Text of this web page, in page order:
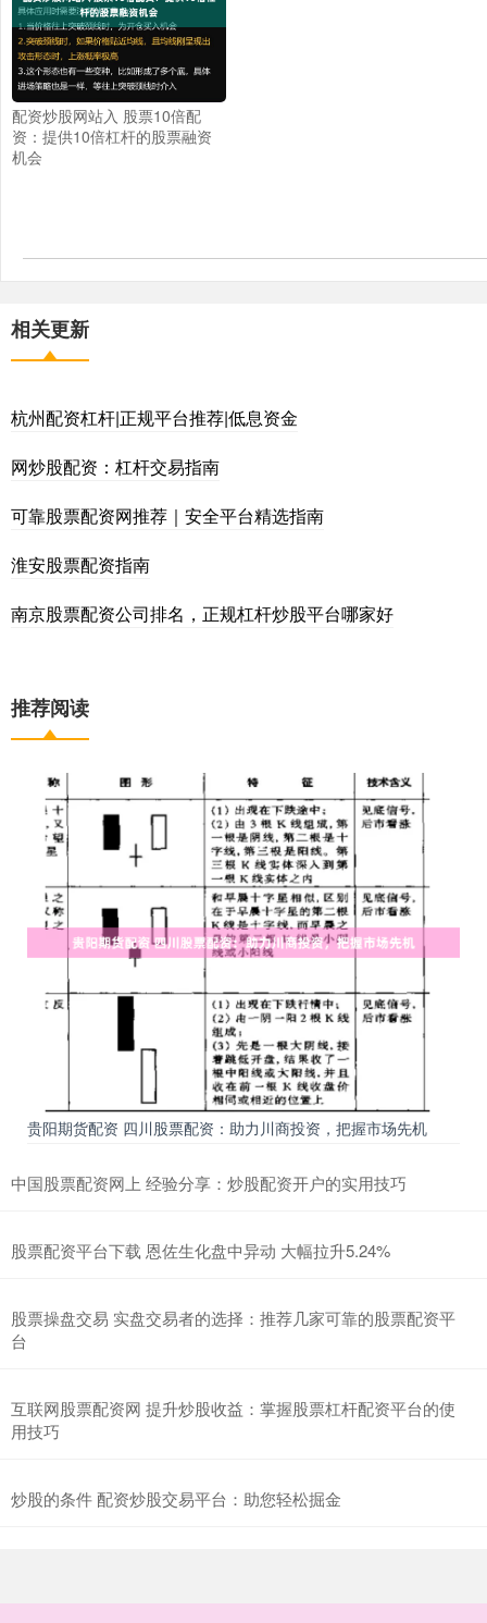
配资炒股网站入 股票10倍配
资：提供10倍杠杆的股票融资
机会
相关更新
杭州配资杠杆|正规平台推荐|低息资金
网炒股配资：杠杆交易指南
可靠股票配资网推荐｜安全平台精选指南
淮安股票配资指南
南京股票配资公司排名，正规杠杆炒股平台哪家好
推荐阅读
贵阳期货配资 四川股票配资：助力川商投资，把握市场先机
中国股票配资网上 经验分享：炒股配资开户的实用技巧
股票配资平台下载 恩佐生化盘中异动 大幅拉升5.24%
股票操盘交易 实盘交易者的选择：推荐几家可靠的股票配资平
台
互联网股票配资网 提升炒股收益：掌握股票杠杆配资平台的使
用技巧
炒股的条件 配资炒股交易平台：助您轻松掘金